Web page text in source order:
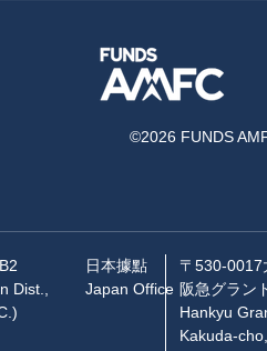
©2026 FUNDS
Dist.,
日本據點
Japan Office
〒530-0017
阪急グラン
Hankyu
Kakuda-